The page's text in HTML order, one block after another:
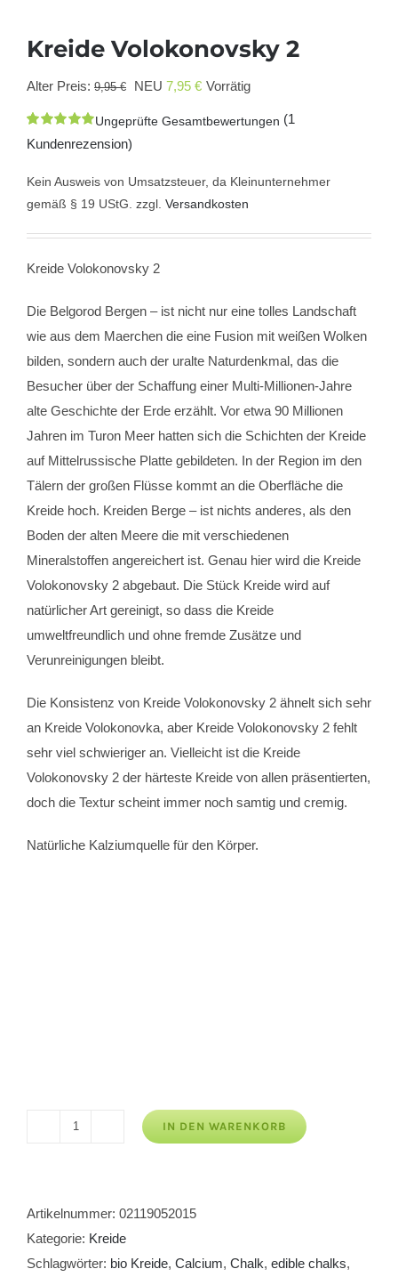
Kreide Volokonovsky 2
Alter Preis: 9,95€
Ursprünglicher
NEU 7,95 €Aktueller
Vorrätig
Bewertet
mit5.00 von
auf
1
Ungeprüfte Gesamtbewertungen (1
Kundenrezension)
Kein Ausweis von Umsatzsteuer, da Kleinunternehmer
gemäß § 19 UStG. zzgl. Versandkosten
Kreide Volokonovsky 2
Die Belgorod Bergen – ist nicht nur eine tolles Landschaft
wie aus dem Maerchen die eine Fusion mit weißen Wolken
bilden, sondern auch der uralte Naturdenkmal, das die
Besucher über der Schaffung einer Multi-Millionen-Jahre
alte Geschichte der Erde erzählt. Vor etwa 90 Millionen
Jahren im Turon Meer hatten sich die Schichten der Kreide
auf Mittelrussische Platte gebildeten. In der Region im den
Tälern der großen Flüsse kommt an die Oberfläche die
Kreide hoch. Kreiden Berge – ist nichts anderes, als den
Boden der alten Meere die mit verschiedenen
Mineralstoffen angereichert ist. Genau hier wird die Kreide
Volokonovsky 2 abgebaut. Die Stück Kreide wird auf
natürlicher Art gereinigt, so dass die Kreide
umweltfreundlich und ohne fremde Zusätze und
Verunreinigungen bleibt.
Die Konsistenz von Kreide Volokonovsky 2 ähnelt sich sehr
an Kreide Volokonovka, aber Kreide Volokonovsky 2 fehlt
sehr viel schwieriger an. Vielleicht ist die Kreide
Volokonovsky 2 der härteste Kreide von allen präsentierten,
doch die Textur scheint immer noch samtig und cremig.
Natürliche Kalziumquelle für den Körper.
Menge
IN DEN WARENKORB
Artikelnummer: 02119052015
Kategorie: Kreide
Schlagwörter: bio Kreide, Calcium, Chalk, edible chalks,